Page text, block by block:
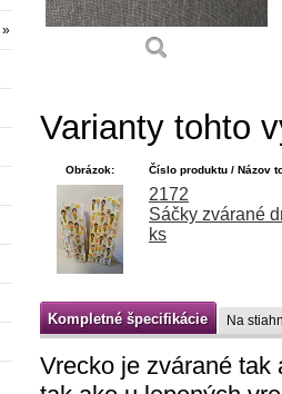
»
Varianty tohto
Obrázok: Číslo produktu / Názov
2172
Sáčky zvárané
ks
Kompletné špecifikácie Na
Vrecko je zvárané tak